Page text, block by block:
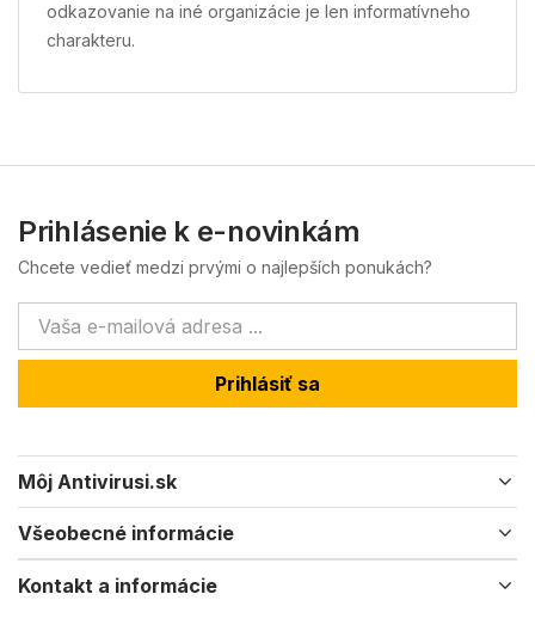
odkazovanie na iné organizácie je len informatívneho
charakteru.
Prihlásenie k e-novinkám
Chcete vedieť medzi prvými o najlepších ponukách?
Prihlásiť sa
Môj Antivirusi.sk
Všeobecné informácie
Kontakt a informácie